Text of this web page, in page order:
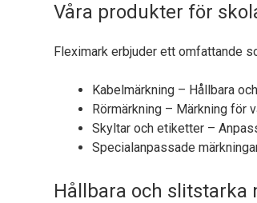
Våra produkter för
Fleximark erbjuder ett omfattande
Kabelmärkning – Hållbara
Rörmärkning – Märkning för
Skyltar och etiketter –
Specialanpassade
Hållbara och slitstarka